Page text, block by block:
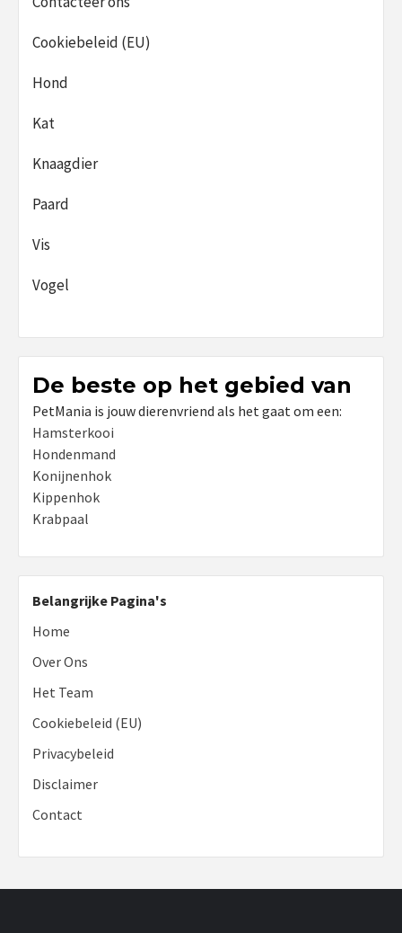
Cookiebeleid (EU)
Hond
Kat
Knaagdier
Paard
Vis
Vogel
De beste op het gebied van
PetMania is jouw dierenvriend als het gaat om een:
Hamsterkooi
Hondenmand
Konijnenhok
Kippenhok
Krabpaal
Belangrijke Pagina's
Home
Over Ons
Het Team
Cookiebeleid (EU)
Privacybeleid
Disclaimer
Contact